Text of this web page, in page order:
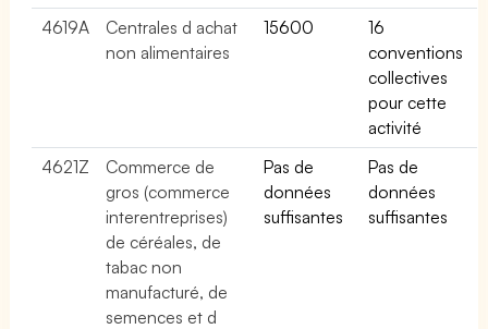
4619A
Centrales d achat
non alimentaires
15600
16
conventions
collectives
pour cette
activité
4621Z
Commerce de
gros (commerce
interentreprises)
de céréales, de
tabac non
manufacturé, de
semences et d
Pas de
données
suffisantes
Pas de
données
suffisantes